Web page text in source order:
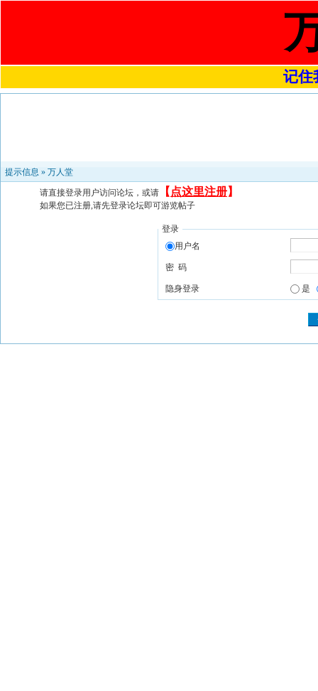
记住
提示信息 » 万人堂
请直接登录用户访问论坛，或请 【 点这里注册】
如果您已注册,请先登录论坛即可游览帖子
登录
用户名
密 码
隐身登录 是